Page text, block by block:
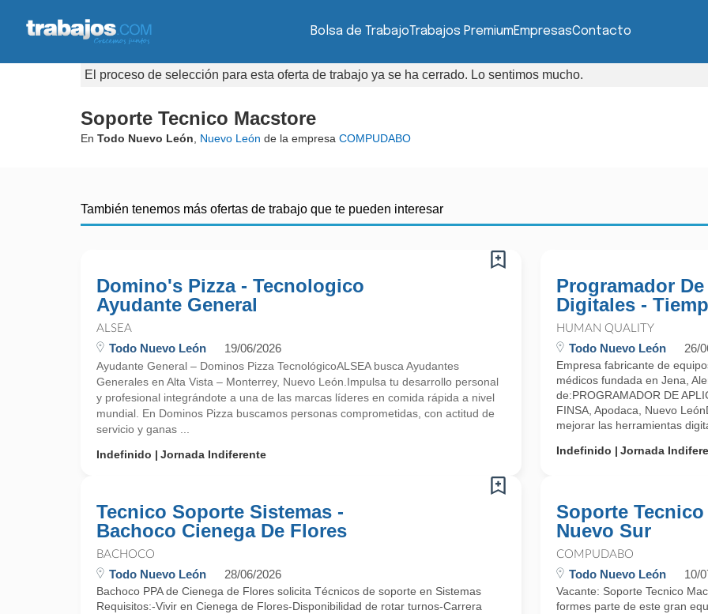
Bolsa de TrabajoTrabajos PremiumEmpresasContacto
El proceso de selección para esta oferta de trabajo ya se ha cerrado. Lo sentimos mucho.
Soporte Tecnico Macstore
En Todo Nuevo León Nuevo León de la empresa COMPUDABO
También tenemos más ofertas de trabajo que te pueden interesar
Domino's Pizza - Tecnologico
Ayudante General
ALSEA
Todo Nuevo León 19/06/2026
Ayudante General – Dominos Pizza TecnológicoALSEA busca Ayudantes
Generales en Alta Vista – Monterrey, Nuevo León.Impulsa tu desarrollo personal
y profesional integrándote a una de las marcas líderes en comida rápida a nivel
mundial. En Dominos Pizza buscamos personas comprometidas, con actitud de
servicio y ganas ...
Indefinido
Jornada Indiferente
Programador
Digitales -
HUMAN QUALITY
Todo Nuevo León 26/
Empresa fabricante de
médicos fundada en Jena,
de:PROGRAMADOR DE
FINSA, Apodaca, Nuevo
mejorar las herramientas
Indefinido
Jornada
Tecnico Soporte Sistemas -
Bachoco Cienega De Flores
BACHOCO
Todo Nuevo León 28/06/2026
Bachoco PPA de Cienega de Flores solicita Técnicos de soporte en Sistemas
Requisitos:-Vivir en Cienega de Flores-Disponibilidad de rotar turnos-Carrera
Soporte
Nuevo Sur
COMPUDABO
Todo Nuevo León 10/
Vacante: Soporte Tecnico
formes parte de este gran